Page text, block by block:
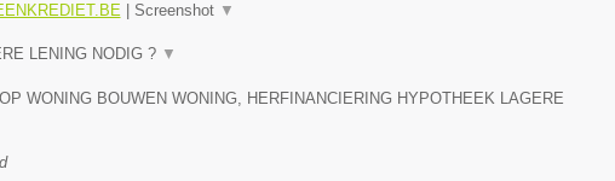
| Screenshot ▼
LENING NODIG ? ▼
WONING BOUWEN WONING, HERFINANCIERING HYPOTHEEK LAGERE